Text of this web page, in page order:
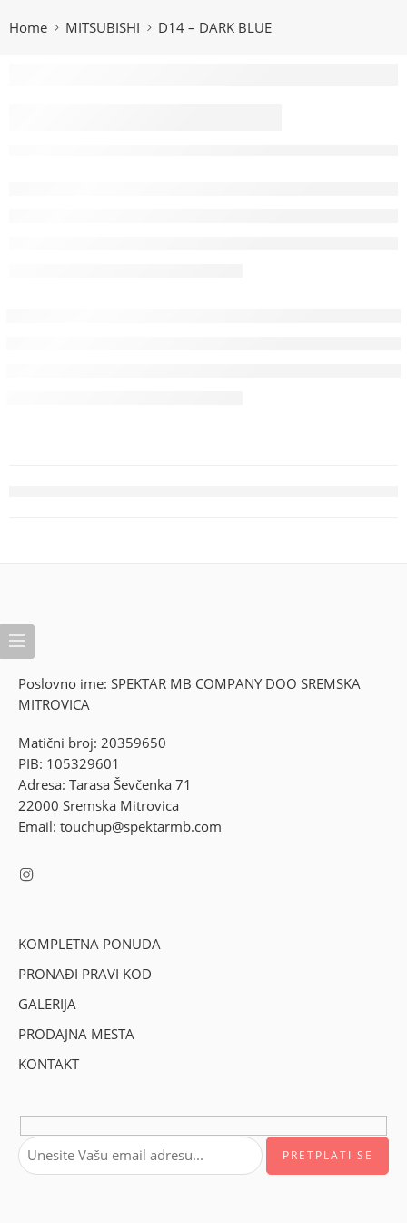
Home MITSUBISHI D14 – DARK BLUE
Poslovno ime: SPEKTAR MB COMPANY DOO SREMSKA
MITROVICA
Matični broj: 20359650
PIB: 105329601
Adresa: Tarasa Ševčenka 71
22000 Sremska Mitrovica
Email: touchup@spektarmb.com
KOMPLETNA PONUDA
PRONAĐI PRAVI KOD
GALERIJA
PRODAJNA MESTA
KONTAKT